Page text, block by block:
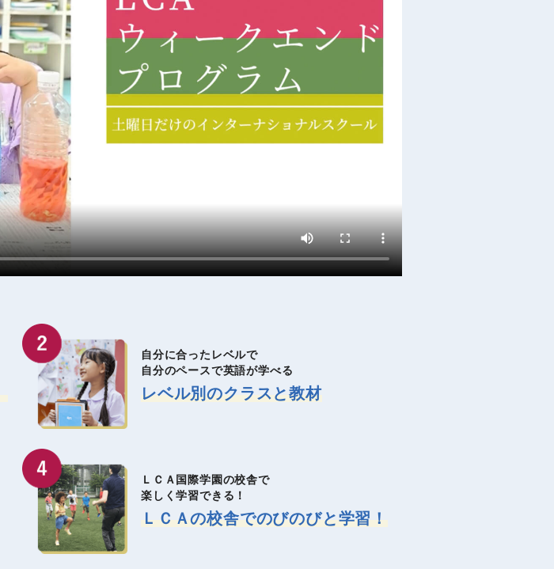
自分に合ったレベルで
自分のペースで英語が学べる
レベル別のクラスと教材
ＬＣＡ国際学園の校舎で
楽しく学習できる！
ＬＣＡの校舎でのびのびと学習！